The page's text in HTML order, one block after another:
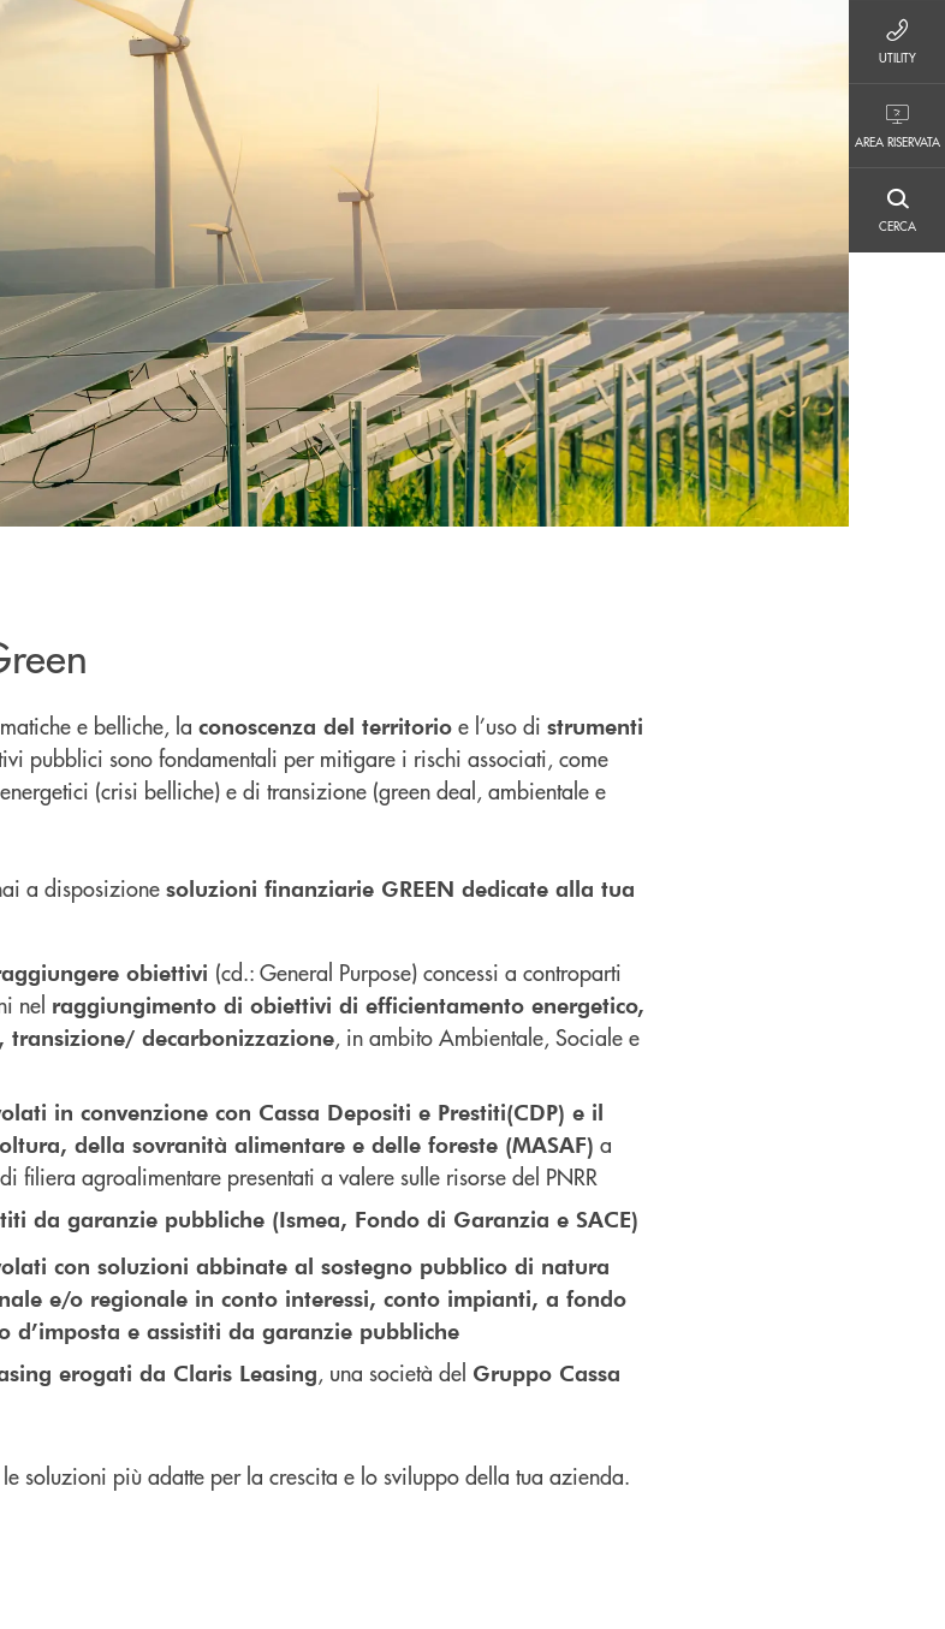
UTILITY
AREA RISERVATA
CERCA
e belliche, la conoscenza del territorio e l’uso di strumenti
pubblici sono fondamentali per mitigare i rischi associati, come
(crisi belliche) e di transizione (green deal, ambientale e
a disposizione soluzioni finanziarie GREEN dedicate alla tua
obiettivi (cd.: General Purpose) concessi a controparti
nel raggiungimento di obiettivi di efficientamento energetico,
transizione/ decarbonizzazione, in ambito Ambientale, Sociale e
in convenzione con Cassa Depositi e Prestiti(CDP) e il
della sovranità alimentare e delle foreste (MASAF) a
filiera agroalimentare presentati a valere sulle risorse del PNRR
da garanzie pubbliche (Ismea, Fondo di Garanzia e SACE)
con soluzioni abbinate al sostegno pubblico di natura
e/o regionale in conto interessi, conto impianti, a fondo
d’imposta e assistiti da garanzie pubbliche
erogati da Claris Leasing, una società del Gruppo Cassa
soluzioni più adatte per la crescita e lo sviluppo della tua azienda.